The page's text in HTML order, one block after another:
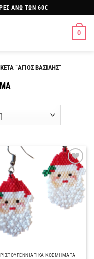
ΑΝΩ ΤΩΝ 60€
0
“ΑΓΙΟΣ ΒΑΣΙΛΗΣ”
Πρόσθήκη
στην
λίστα
επιθυμιών
ΚΟΣΜΗΜΑΤΑ